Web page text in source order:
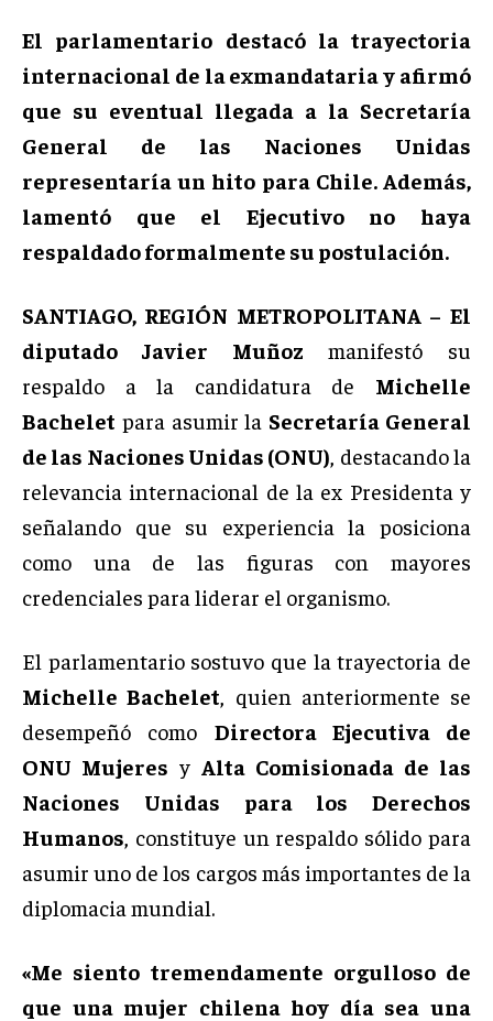
El parlamentario destacó la trayectoria
internacional de la exmandataria y afirmó
que su eventual llegada a la Secretaría
General de las Naciones Unidas
representaría un hito para Chile. Además,
lamentó que el Ejecutivo no haya
respaldado formalmente su postulación.
SANTIAGO, REGIÓN METROPOLITANA – El
diputado Javier Muñoz manifestó su
respaldo a la candidatura de Michelle
Bachelet para asumir la Secretaría General
de las Naciones Unidas (ONU) , destacando la
relevancia internacional de la ex Presidenta y
señalando que su experiencia la posiciona
como una de las figuras con mayores
credenciales para liderar el organismo.
El parlamentario sostuvo que la trayectoria de
Michelle Bachelet , quien anteriormente se
desempeñó como Directora Ejecutiva de
ONU Mujeres y Alta Comisionada de las
Naciones Unidas para los Derechos
Humanos , constituye un respaldo sólido para
asumir uno de los cargos más importantes de la
diplomacia mundial.
«Me siento tremendamente orgulloso de
que una mujer chilena hoy día sea una